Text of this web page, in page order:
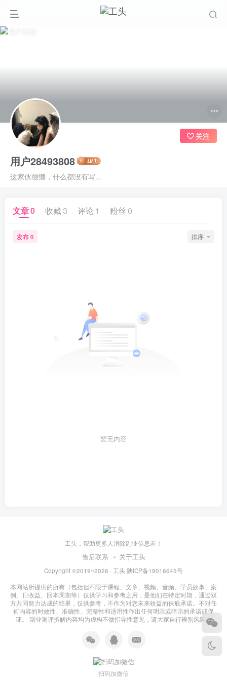
用户28493808
这家伙很懒，什么都没有写...
关注
文章0 收藏 3 评论 1 粉丝 0
发布 0 排序
暂无内容
工头，帮助更多人消除副业信息差！
售后联系 关于工头
Copyright ©2019~2026 · 工头·陕ICP备19016645号
本网站所提供的所有（包括但不限于课程、文章、视频、音频、学员故事、案
例、日收益、回本周期等）仅供学习和参考之用，是他们在特定时期，通过双
方共同努力达成的结果，仅供参考，不作为对您未来收益的保底承诺。不对任
何内容的时效性、准确性、完整性和适用性作出任何明示或暗示的承诺或保
证。 副业测评拆解内容均为虚构不做指导性意见，请大家自行辨别风险！
扫码加微信